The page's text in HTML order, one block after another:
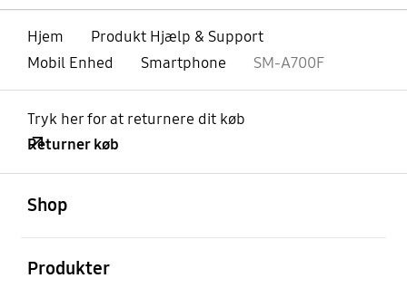
Hjem
Produkt Hjælp & Support
Mobil Enhed
Smartphone SM-A700F
Tryk her for at returnere dit køb
Returner køb
Shop
Produkter